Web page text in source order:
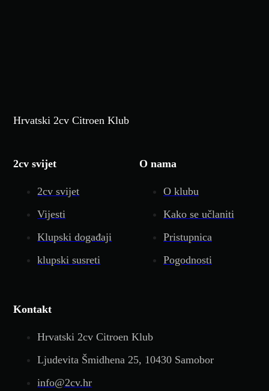
Hrvatski 2cv Citroen Klub
2cv svijet
2cv svijet
Vijesti
Klupski događaji
klupski susreti
O nama
O klubu
Kako se učlaniti
Pristupnica
Pogodnosti
Kontakt
Hrvatski 2cv Citroen Klub
Ljudevita Šmidhena 25, 10430 Samobor
info@2cv.hr